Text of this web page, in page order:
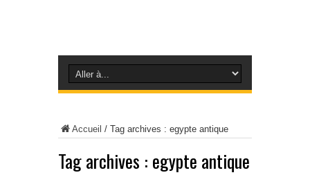
Accueil / Tag archives : egypte antique
Tag archives : egypte antique